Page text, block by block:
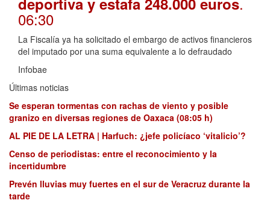
06:30
La Fiscalía ya ha solicitado el embargo de activos financieros
del imputado por una suma equivalente a lo defraudado
Infobae
Últimas noticias
Se esperan tormentas con rachas de viento y posible
granizo en diversas regiones de Oaxaca (08:05 h)
AL PIE DE LA LETRA | Harfuch: ¿jefe policíaco ‘vitalicio’?
Censo de periodistas: entre el reconocimiento y la
incertidumbre
Prevén lluvias muy fuertes en el sur de Veracruz durante la
tarde